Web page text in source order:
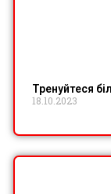
Тренуйтеся
18.10.2023